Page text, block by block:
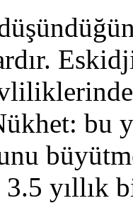
bu
yıllık